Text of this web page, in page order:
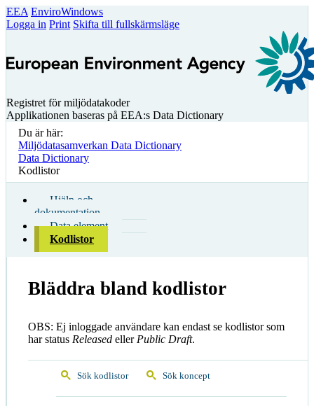
EEA EnviroWindows
Logga in Print Skifta till fullskärmsläge
Registret för miljödatakoder
Applikationen baseras på EEA:s Data Dictionary
Du är här:
Miljödatasamverkan Data Dictionary
Data Dictionary
Kodlistor
Hjälp och
dokumentation
Data element
Kodlistor
Bläddra bland kodlistor
OBS: Ej inloggade användare kan endast se kodlistor som
har status Released eller Public Draft.
Sök kodlistor Sök koncept